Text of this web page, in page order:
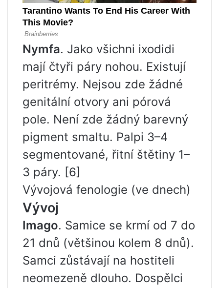
Nymfa. Jako všichni ixodidi
mají čtyři páry nohou. Existují
peritrémy. Nejsou zde žádné
genitální otvory ani pórová
pole. Není zde žádný barevný
pigment smaltu. Palpi 3–4
segmentované, řitní štětiny 1–
3 páry. [6]
Vývojová fenologie (ve dnech)
Vývoj
Imago. Samice se krmí od 7 do
21 dnů (většinou kolem 8 dnů).
Samci zůstávají na hostiteli
neomezeně dlouho. Dospělci